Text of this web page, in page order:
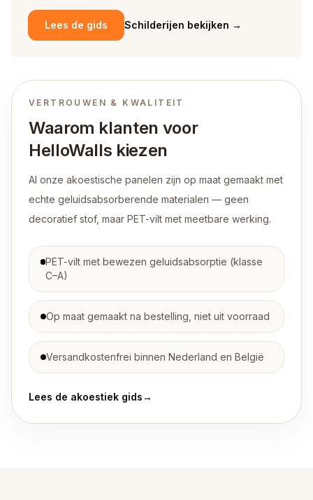
Lees de gids Schilderijen bekijken →
VERTROUWEN & KWALITEIT
Waarom klanten voor
HelloWalls kiezen
Al onze akoestische panelen zijn op maat gemaakt met
echte geluidsabsorberende materialen — geen
decoratief stof, maar PET-vilt met meetbare werking.
PET-vilt met bewezen geluidsabsorptie (klasse
C–A)
Op maat gemaakt na bestelling, niet uit voorraad
Versandkostenfrei binnen Nederland en België
Lees de akoestiek gids→